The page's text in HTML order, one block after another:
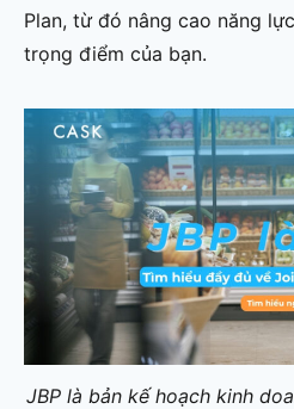
Plan, từ đó nâng cao năng
trọng điểm của bạn.
JBP là bản kế hoạch kinh